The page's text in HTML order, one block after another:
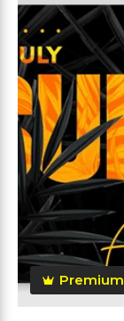
Premium